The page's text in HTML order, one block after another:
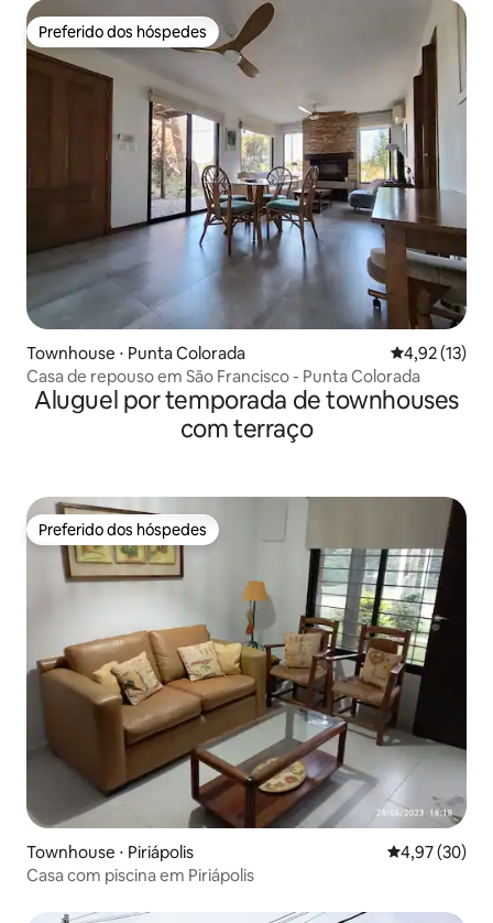
Preferido dos hóspedes
Preferido dos hóspedes
Townhouse ⋅ Punta Colorada 4,92 de uma
4,92 (13)
Casa de repouso em São Francisco - Punta Colorada
Aluguel por temporada de townhouses
com terraço
Preferido dos hóspedes
Preferido dos hóspedes
Townhouse ⋅ Piriápolis 4,97 de uma
4,97 (30)
Casa com piscina em Piriápolis